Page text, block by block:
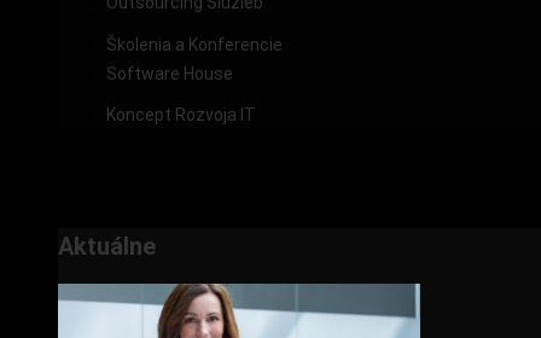
Školenia a Konferencie
Software House
Koncept Rozvoja IT
Aktuálne